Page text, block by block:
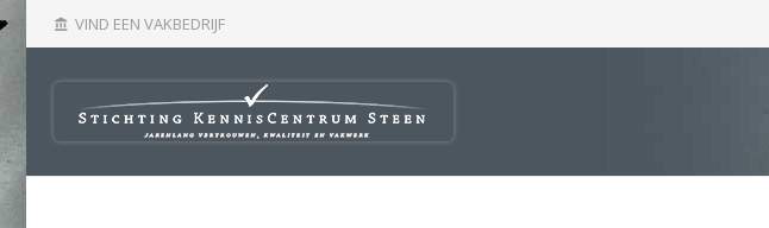
account_balance VIND EEN VAKBEDRIJF